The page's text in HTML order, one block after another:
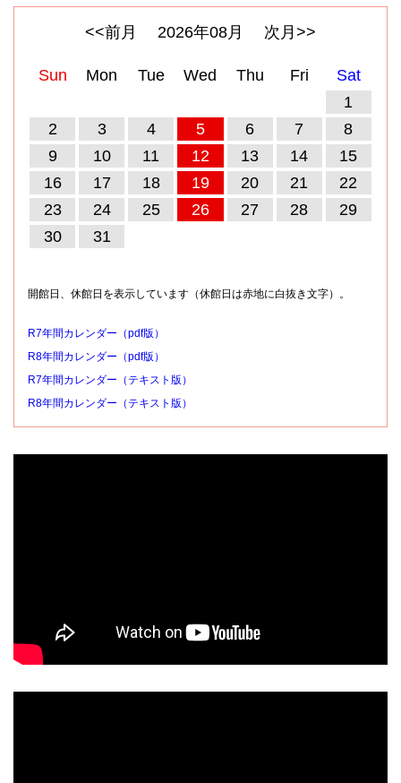
<<前月 2026年08月 次月>>
Sun Mon Tue Wed Thu Fri
Sat
1
2
3 4 5 6 7
8
9
10 11 12 13 14
15
16
17 18 19 20 21
22
23
24 25 26 27 28
29
30
31
開館日、休館日を表示しています（休館日は赤地に白抜き文字）。
R7年間カレンダー（pdf版）
R8年間カレンダー（pdf版）
R7年間カレンダー（テキスト版）
R8年間カレンダー（テキスト版）